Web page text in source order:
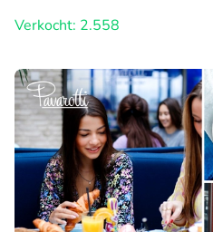
Verkocht: 2.558